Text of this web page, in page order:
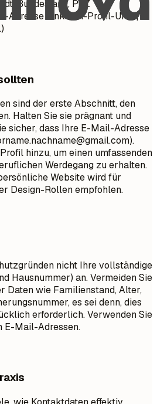
Bundesland, PLZ
Adresse LinkedIn-Profil-URL |
sind der erste Abschnitt, den
Halten Sie sie prägnant und
sicher, dass Ihre E-Mail-Adresse
).
hinzu, um einen umfassenden
Werdegang zu erhalten.
Website wird für
Design-Rollen empfohlen.
nicht Ihre vollständige
Hausnummer) an. Vermeiden Sie
Daten wie Familienstand, Alter,
es sei denn, dies
erforderlich. Verwenden Sie
E-Mail-Adressen.